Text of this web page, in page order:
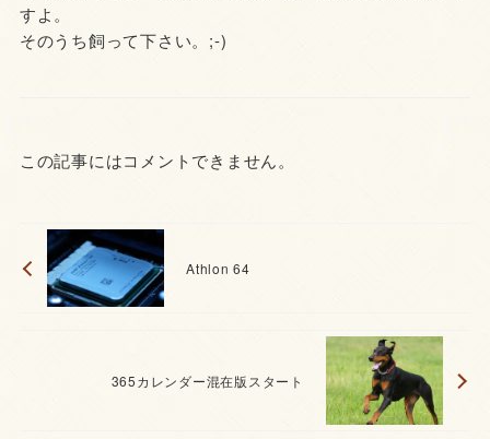
すよ。
そのうち飼って下さい。;-)
この記事にはコメントできません。
Athlon 64
365カレンダー混在版スタート